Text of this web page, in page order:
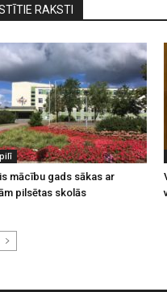
RAKSTI
mācību gads sākas ar
pilsētas skolās